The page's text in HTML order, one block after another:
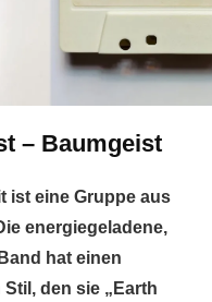
– Baumgeist
ist eine Gruppe aus
energiegeladene,
hat einen
den sie „Earth